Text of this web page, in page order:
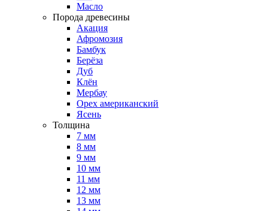
Масло
Порода древесины
Акация
Афромозия
Бамбук
Берёза
Дуб
Клён
Мербау
Орех американский
Ясень
Толщина
7 мм
8 мм
9 мм
10 мм
11 мм
12 мм
13 мм